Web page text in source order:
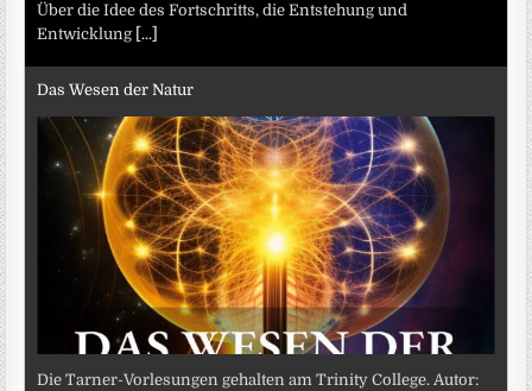
Über die Idee des Fortschritts, die Entstehung und
Entwicklung [...]
Das Wesen der Natur
Die Tarner-Vorlesungen gehalten am Trinity College. Autor: